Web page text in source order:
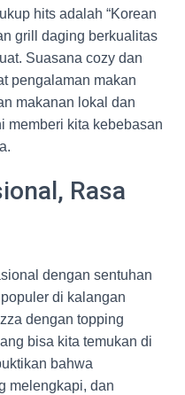
hits adalah “Korean
grill daging berkualitas
Suasana cozy dan
pengalaman makan
makanan lokal dan
memberi kita kebebasan
Rasa
dengan sentuhan
di kalangan
dengan topping
bisa kita temukan di
bahwa
melengkapi, dan